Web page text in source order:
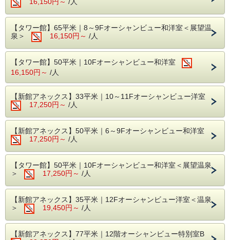
デン」
■平戸たびら天然温泉「なごみの湯」
美肌の湯の素ともいわれている「含鉄炭酸水素ナトリウム」
の含有量の多い自家源泉で、トロトロとした肌触りを思う存
分お楽しみください。
※時間：11：00～23：00 5：30～09：00
※設備：展望露天風呂、内湯大浴場、ジェットバス、電気風
呂、座り湯、サウナ、水風呂、家族風呂（有料）、女性限定
岩盤浴（有料）
■館内施設
キッズガーデン：15：00～23：00
マンガコーナー：約3000冊のマンガをご用意
卓球コーナー：15：00～23：00
コインランドリー：洗剤込み洗濯300円乾燥10分100円
■アクセス
・伊万里東府招I.C…車で約1時間
【タワー館】65平米｜8～9Fオーシャンビュー和洋室＜展望温
泉＞
16,150円～ /人
【タワー館】50平米｜10Fオーシャンビュー和洋室
16,150円～ /人
【新館アネックス】33平米｜10～11Fオーシャンビュー洋室
17,250円～ /人
【新館アネックス】50平米｜6～9Fオーシャンビュー和洋室
17,250円～ /人
【タワー館】50平米｜10Fオーシャンビュー和洋室＜展望温泉
＞
17,250円～ /人
【新館アネックス】35平米｜12Fオーシャンビュー洋室＜温泉
＞
19,450円～ /人
【新館アネックス】77平米｜12階オーシャンビュー特別室B